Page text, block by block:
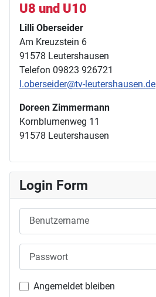
U8 und U10
Lilli Oberseider
Am Kreuzstein 6
91578 Leutershausen
Telefon 09823 926721
l.oberseider@tv-leutershausen.de
Doreen Zimmermann
Kornblumenweg 11
91578 Leutershausen
Login Form
Angemeldet bleiben